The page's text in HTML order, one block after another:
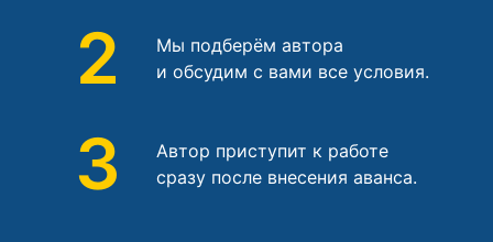
2
Мы подберём автора
и обсудим с вами все условия.
3
Автор приступит к работе
сразу после внесения аванса.